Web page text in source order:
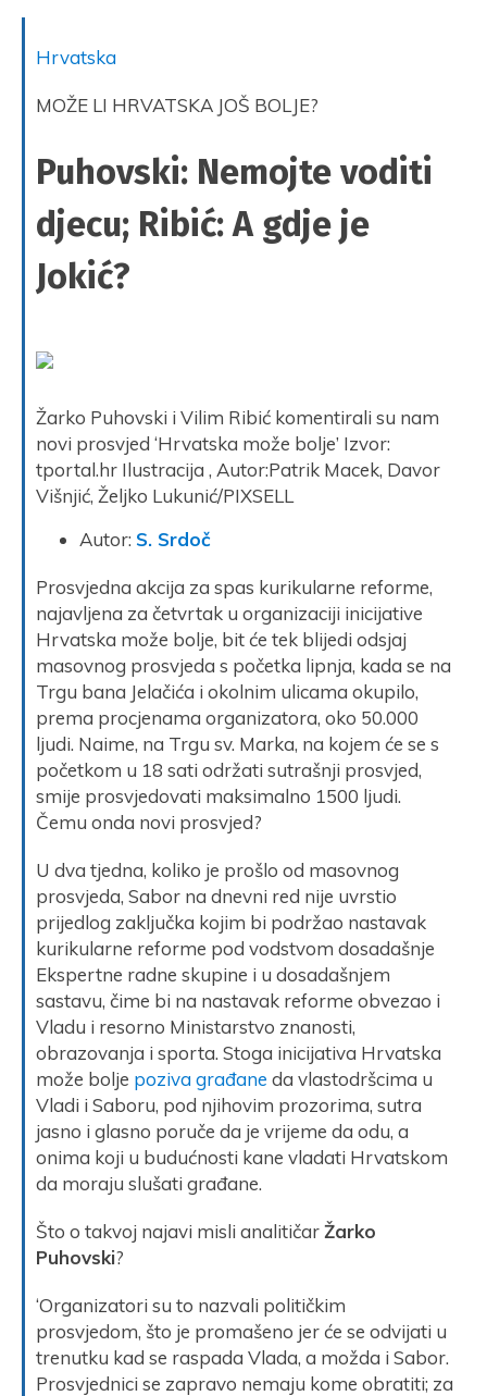
Hrvatska
MOŽE LI HRVATSKA JOŠ BOLJE?
Puhovski: Nemojte voditi
djecu; Ribić: A gdje je
Jokić?
Žarko Puhovski i Vilim Ribić komentirali su nam
novi prosvjed ‘Hrvatska može bolje’ Izvor:
tportal.hr Ilustracija , Autor:Patrik Macek, Davor
Višnjić, Željko Lukunić/PIXSELL
Autor: S. Srdoč
Prosvjedna akcija za spas kurikularne reforme,
najavljena za četvrtak u organizaciji inicijative
Hrvatska može bolje, bit će tek blijedi odsjaj
masovnog prosvjeda s početka lipnja, kada se na
Trgu bana Jelačića i okolnim ulicama okupilo,
prema procjenama organizatora, oko 50.000
ljudi. Naime, na Trgu sv. Marka, na kojem će se s
početkom u 18 sati održati sutrašnji prosvjed,
smije prosvjedovati maksimalno 1500 ljudi.
Čemu onda novi prosvjed?
U dva tjedna, koliko je prošlo od masovnog
prosvjeda, Sabor na dnevni red nije uvrstio
prijedlog zaključka kojim bi podržao nastavak
kurikularne reforme pod vodstvom dosadašnje
Ekspertne radne skupine i u dosadašnjem
sastavu, čime bi na nastavak reforme obvezao i
Vladu i resorno Ministarstvo znanosti,
obrazovanja i sporta. Stoga inicijativa Hrvatska
može bolje poziva građane da vlastodršcima u
Vladi i Saboru, pod njihovim prozorima, sutra
jasno i glasno poruče da je vrijeme da odu, a
onima koji u budućnosti kane vladati Hrvatskom
da moraju slušati građane.
Što o takvoj najavi misli analitičarŽarko
Puhovski?
‘Organizatori su to nazvali političkim
prosvjedom, što je promašeno jer će se odvijati u
trenutku kad se raspada Vlada, a možda i Sabor.
Prosvjednici se zapravo nemaju kome obratiti; za